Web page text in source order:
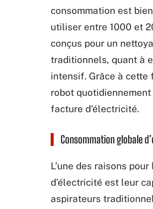
consommation est
utiliser entre 1000 et
conçus pour un
traditionnels, quant à
intensif. Grâce à cette
robot
facture d’électricité.
Consommation globale
L’une des raisons
d’électricité est leur
aspirateurs